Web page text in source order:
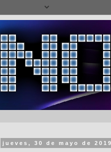
jueves, 30 de mayo de 2019